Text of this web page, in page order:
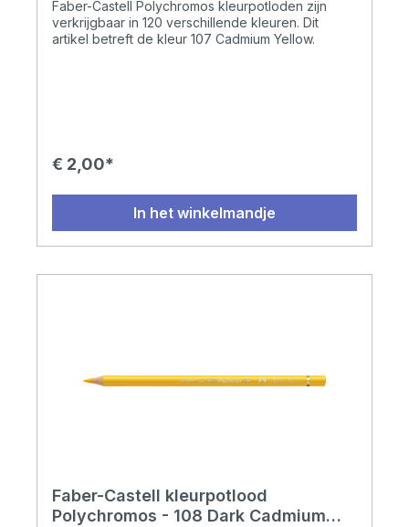
Faber-Castell Polychromos kleurpotloden zijn
verkrijgbaar in 120 verschillende kleuren. Dit
artikel betreft de kleur 107 Cadmium Yellow.
€ 2,00*
In het winkelmandje
Faber-Castell kleurpotlood
Polychromos - 108 Dark Cadmium